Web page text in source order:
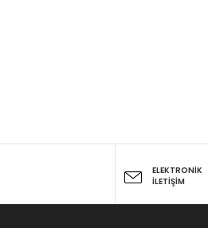
ELEKTRONİK
İLETİŞİM